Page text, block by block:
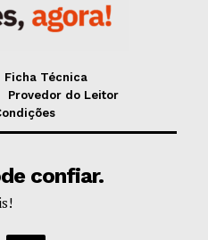
Ficha Técnica
Provedor do Leitor
confiar.